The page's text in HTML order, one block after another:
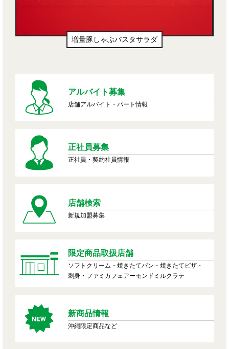
増量豚しゃぶパスタサラダ
アルバイト募集
店舗アルバイト・パート情報
正社員募集
正社員・契約社員情報
店舗検索
新規加盟募集
限定商品取扱店舗
ソフトクリーム・焼きたてパン・焼きたてピザ・
刺身・ファミカフェアーモンドミルクラテ
新商品情報
沖縄限定商品など